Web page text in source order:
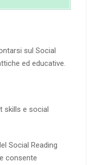
sul Social
ed educative.
skills e social
Social Reading
consente